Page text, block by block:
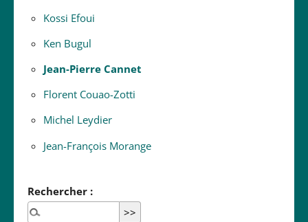
Kossi Efoui
Ken Bugul
Jean-Pierre Cannet
Florent Couao-Zotti
Michel Leydier
Jean-François Morange
Rechercher :